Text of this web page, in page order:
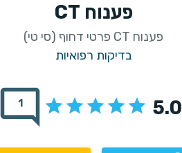
פענוח CT
פענוח CT פרטי דחוף (סי טי)
בדיקות רפואיות
5.0
1